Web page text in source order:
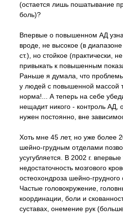
(остается лишь пошатывание
боль)?
Впервые о повышенном АД
вроде, не высокое (в
ст.), но стойкое (практически,
привыкать к повышенным
Раньше я думала, что
у людей с повышенной массой
норма!... А теперь на себе
нещадит никого - контроль АД,
нужен постоянно, вне
Хоть мне 45 лет, но уже более
шейно-грудным отделами
усугубляется. В 2002 г.
недостаточность мозгового
остеохондроза шейно-грудного
Частые головокружение,
координации, боли и
суставах, онемение рук